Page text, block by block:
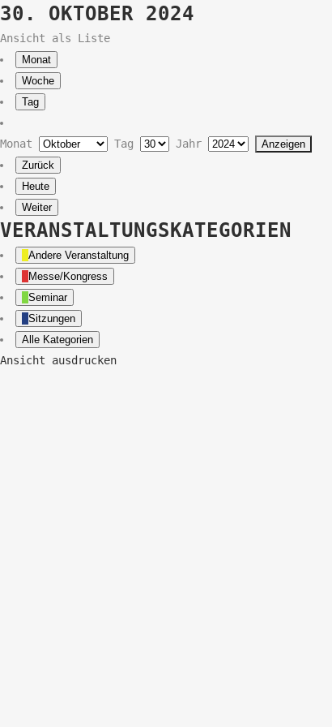
30. OKTOBER 2024
Ansicht als Liste
Monat
Woche
Tag
Monat Tag Jahr
Zurück
Heute
Weiter
VERANSTALTUNGSKATEGORIEN
Andere Veranstaltung
Messe/Kongress
Seminar
Sitzungen
Alle Kategorien
Ansicht ausdrucken